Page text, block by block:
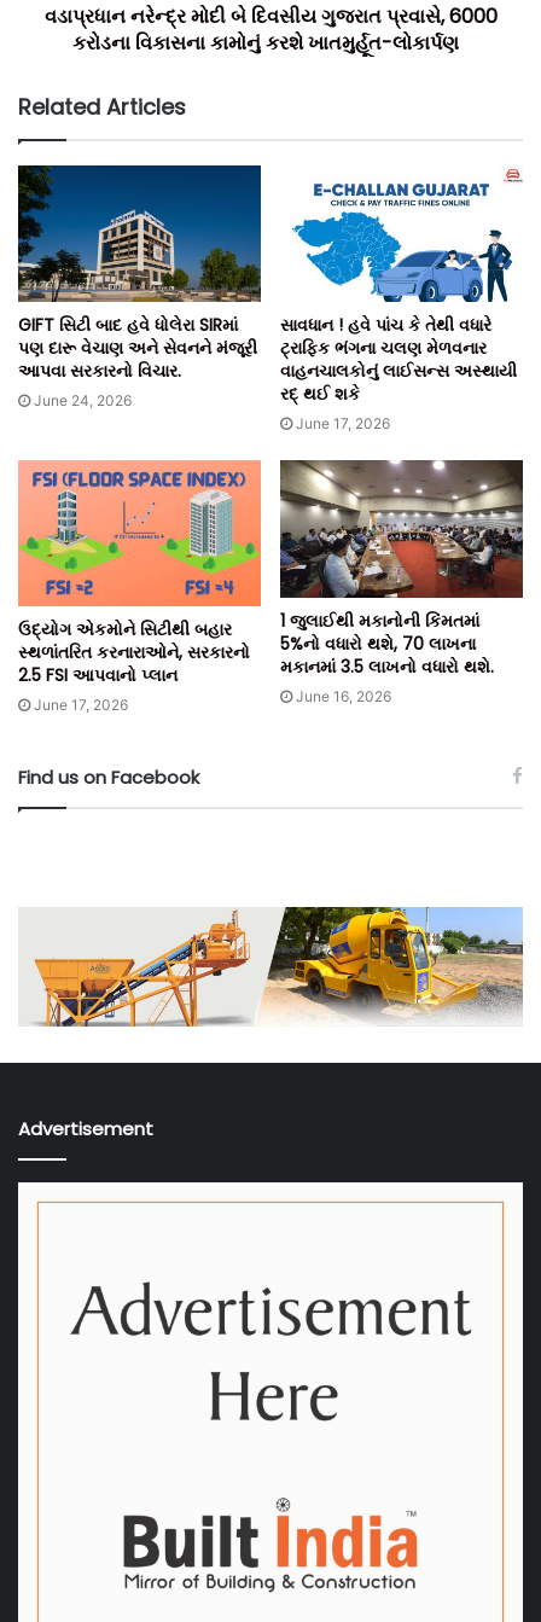
વધશે અને હાલ ઊંચી સ્ટેમ્પ ડ્યૂટીના કારણે નોંધાયા વગર રહેલા
વ્યવહારોનું રજીસ્ટ્રેશન વધશે.
ખેડૂતોને પણ મોટો લાભ મળશે, કારણ કે વારસાગત કૃષિ જમીનની
વહેંચણીમાં આવતો આર્થિક ભાર ઘટશે. પારદર્શિતા અને સ્પષ્ટતા વધશે,
રેકોર્ડ ઓફ રાઈટ્સ વધુ સ્પષ્ટ બનશે અને જમીન માલિકી અંગેની
ગેરસમજો ઘટશે.
₹300 ની આ સરળ સ્ટેમ્પ ડ્યૂટી પ્રક્રિયાને ઝડપી અને વ્યવહારુ
બનાવશે, તેમજ વ્યવહારોમાં સરળતા વધતા ‘Ease of Doing
Business’ ને વધુ મજબૂત બનાવશે.
વડાપ્રધાન નરેન્દ્ર મોદી બે દિવસીય ગુજરાત પ્રવાસે, 6000
કરોડના વિકાસના કામોનું કરશે ખાતમુર્હૂત-લોકાર્પણ
Related Articles
GIFT સિટી બાદ હવે ધોલેરા SIRમાં
પણ દારૂ વેચાણ અને સેવનને મંજૂરી
આપવા સરકારનો વિચાર.
June 24, 2026
સાવધાન ! હવે પાંચ કે તેથી વધારે
ટ્રાફિક ભંગના ચલણ મેળવનાર
વાહનચાલકોનું લાઈસન્સ અસ્થાયી
રદ્ થઈ શકે
June 17, 2026
ઉદ્યોગ એકમોને સિટીથી બહાર
સ્થળાંતરિત કરનારાઓને, સરકારનો
2.5 FSI આપવાનો પ્લાન
June 17, 2026
1 જુલાઈથી મકાનોની કિંમતમાં
5%નો વધારો થશે, 70 લાખના
મકાનમાં 3.5 લાખનો વધારો થશે.
June 16, 2026
Find us on Facebook
Advertisement